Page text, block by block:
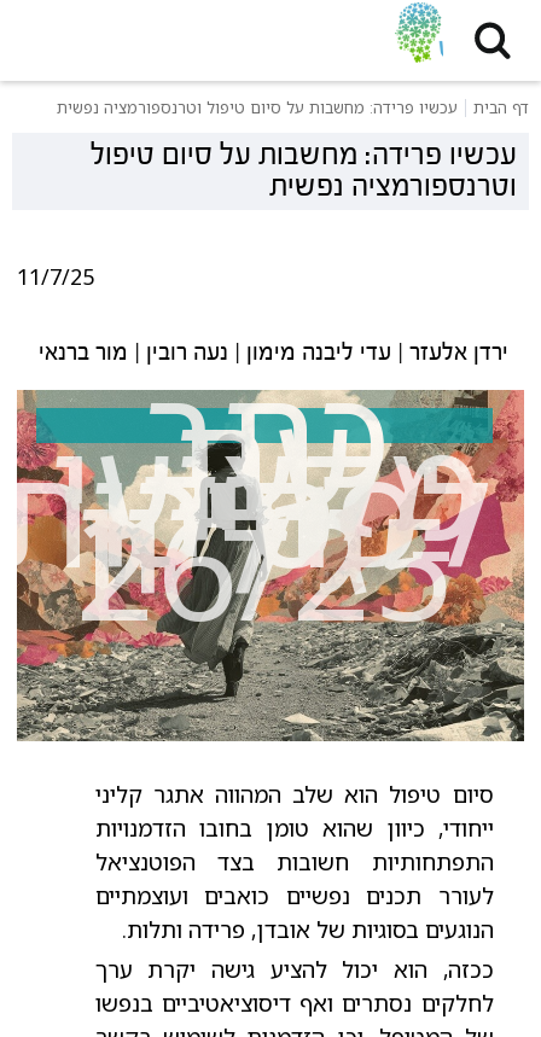
דף הבית עכשיו פרידה: מחשבות על סיום טיפול וטרנספורמציה נפשית
עכשיו פרידה: מחשבות על סיום טיפול
וטרנספורמציה נפשית
11/7/25
ירדן אלעזר | עדי ליבנה מימון | נעה רובין | מור ברנאי
כתב
עת
מקצועי
- גיליון
26/25
סיום טיפול הוא שלב המהווה אתגר קליני
ייחודי, כיוון שהוא טומן בחובו הזדמנויות
התפתחותיות חשובות בצד הפוטנציאל
לעורר תכנים נפשיים כואבים ועוצמתיים
הנוגעים בסוגיות של אובדן, פרידה ותלות.
ככזה, הוא יכול להציע גישה יקרת ערך
לחלקים נסתרים ואף דיסוציאטיביים בנפשו